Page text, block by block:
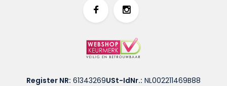
Register NR: 61343269USt-IdNr.: NL002211469B88